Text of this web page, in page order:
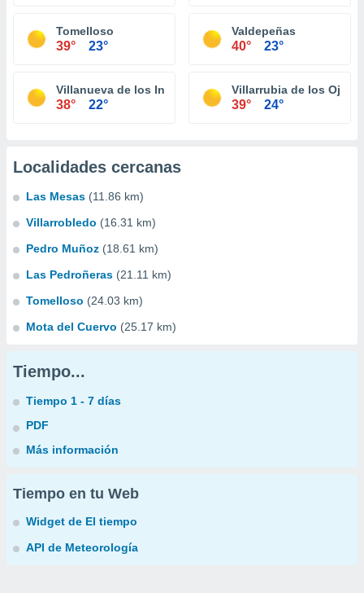
Tomelloso
39° 23°
Valdepeñas
40° 23°
Villanueva de los Infantes
38° 22°
Villarrubia de los Ojos
39° 24°
Localidades cercanas
Las Mesas (11.86 km)
Villarrobledo (16.31 km)
Pedro Muñoz (18.61 km)
Las Pedroñeras (21.11 km)
Tomelloso (24.03 km)
Mota del Cuervo (25.17 km)
Tiempo...
Tiempo 1 - 7 días
PDF
Más información
Tiempo en tu Web
Widget de El tiempo
API de Meteorología